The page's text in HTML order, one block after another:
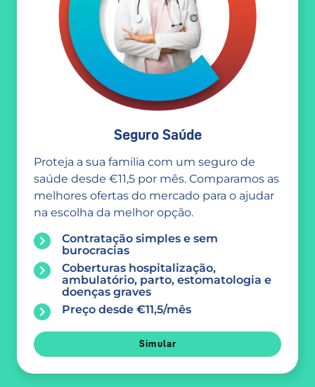
Seguro Saúde
Proteja a sua familia com um seguro de
saúde desde €11,5 por mês. Comparamos as
melhores ofertas do mercado para o ajudar
na escolha da melhor opção.
Contratação simples e sem
burocracias
Coberturas hospitalização,
ambulatório, parto, estomatologia e
doenças graves
Preço desde €11,5/mês
Simular